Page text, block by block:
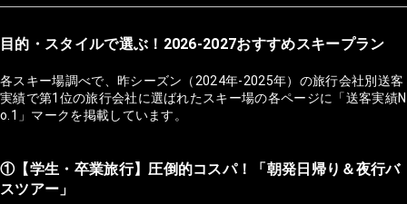
目的・スタイルで選ぶ！2026-2027おすすめスキープラン
各スキー場調べで、昨シーズン（2024年-2025年）の旅行会社別送客
実績で第1位の旅行会社に選ばれたスキー場の各ページに「送客実績N
o.1」マークを掲載しています。
①【学生・卒業旅行】圧倒的コスパ！「朝発日帰り＆夜行バ
スツアー」